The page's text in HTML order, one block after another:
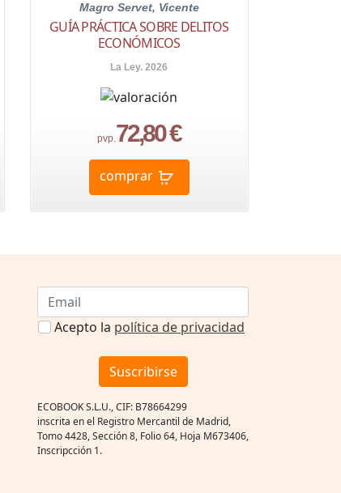
Magro Servet, Vicente
GUÍA PRÁCTICA SOBRE DELITOS
ECONÓMICOS
La Ley. 2026
pvp.72,80 €
comprar
Acepto la política de privacidad
Suscribirse
ECOBOOK S.L.U., CIF: B78664299
inscrita en el Registro Mercantil de Madrid,
Tomo 4428, Sección 8, Folio 64, Hoja M673406,
Inscripcción 1.